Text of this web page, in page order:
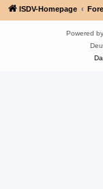
ISDV-Homepage
Powered by